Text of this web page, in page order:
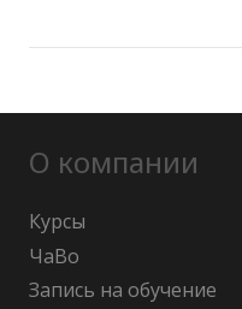
О компании
Курсы
ЧаВо
Запись на обучение